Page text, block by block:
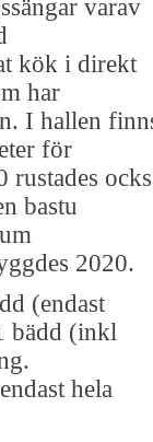
varav
kök i direkt
har
I hallen
för
rustades
bastu
2020.
(endast
bädd (inkl
hela